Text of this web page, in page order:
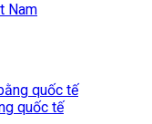
Nam
quốc tế